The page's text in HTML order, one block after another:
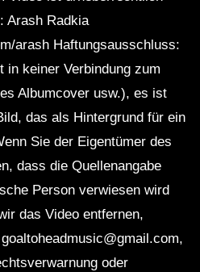
Arash Radkia
arash Haftungsausschluss:
in keiner Verbindung zum
Albumcover usw.), es ist
das als Hintergrund für ein
Sie der Eigentümer des
dass die Quellenangabe
Person verwiesen wird
das Video entfernen,
oder